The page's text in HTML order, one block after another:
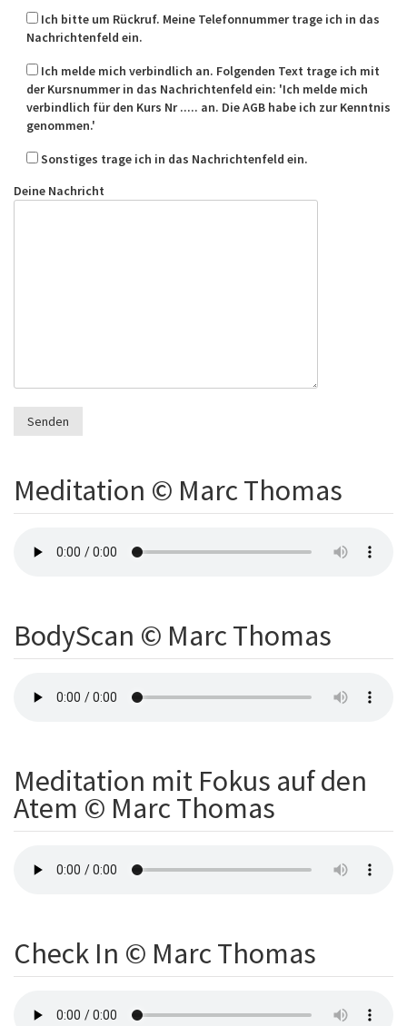
Ich bitte um Rückruf. Meine Telefonnummer trage ich in das
Nachrichtenfeld ein.
Ich melde mich verbindlich an. Folgenden Text trage ich mit
der Kursnummer in das Nachrichtenfeld ein: 'Ich melde mich
verbindlich für den Kurs Nr ..... an. Die AGB habe ich zur Kenntnis
genommen.'
Sonstiges trage ich in das Nachrichtenfeld ein.
Deine Nachricht
Meditation © Marc Thomas
BodyScan © Marc Thomas
Meditation mit Fokus auf den
Atem © Marc Thomas
Check In © Marc Thomas